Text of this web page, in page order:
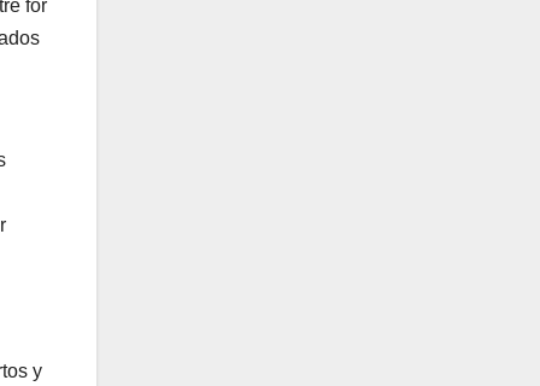
for
y